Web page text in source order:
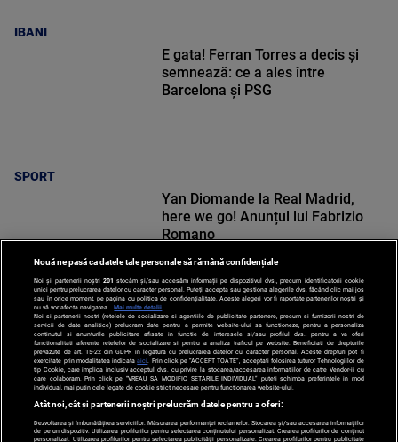
IBANI
SPORT
E gata! Ferran Torres a decis și
semnează: ce a ales între
Barcelona și PSG
SPORT
Yan Diomande la Real Madrid,
here we go! Anunțul lui Fabrizio
Romano
Nouă ne pasă ca datele tale personale să rămână confidențiale
Noi și partenerii noștri 201 stocăm și/sau accesăm informații pe dispozitivul dvs., precum identificatorii cookie
unici pentru prelucrarea datelor cu caracter personal. Puteți accepta sau gestiona alegerile dvs. făcând clic mai jos
sau în orice moment, pe pagina cu politica de confidențialitate. Aceste alegeri vor fi raportate partenerilor noștri și
nu vă vor afecta navigarea.
Mai multe detalii
Noi si partenerii nostri (retelele de socializare si agentiile de publicitate partenere, precum si furnizorii nostri de
servicii de date analitice) prelucram date pentru a permite website-ului sa functioneze, pentru a personaliza
continutul si anunturile publicitare afisate in functie de interesele si/sau profilul dvs., pentru a va oferi
functionalitati aferente retelelor de socializare si pentru a analiza traficul pe website. Beneficiati de drepturile
prevazute de art. 15-22 din GDPR in legatura cu prelucrarea datelor cu caracter personal. Aceste drepturi pot fi
exercitate prin modalitatea indicataaici . Prin click pe “ACCEPT TOATE”, acceptati folosirea tuturor Tehnologiilor de
tip Cookie, care implica inclusiv acceptul dvs. cu privire la stocarea/accesarea informatiilor de catre Vendor-ii cu
care colaboram. Prin click pe “VREAU SA MODIFIC SETARILE INDIVIDUAL” puteti schimba preferintele in mod
individual, mai putin cele legate de cookie strict necesare pentru functionarea website-ului.
Atât noi, cât și partenerii noștri prelucrăm datele pentru a oferi:
Dezvoltarea și îmbunătățirea serviciilor. Măsurarea performanței reclamelor. Stocarea și/sau accesarea informațiilor
de pe un dispozitiv. Utilizarea profilurilor pentru selectarea conținutului personalizat. Crearea profilurilor de conținut
personalizat. Utilizarea profilurilor pentru selectarea publicității personalizate. Crearea profilurilor pentru publicitate